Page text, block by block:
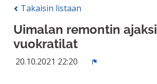
Takaisin listaan
Uimalan remontin ajaksi
vuokratilat
20.10.2021 22:20